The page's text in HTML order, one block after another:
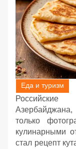
Еда и туризм
только
кулинарными
стал рецепт